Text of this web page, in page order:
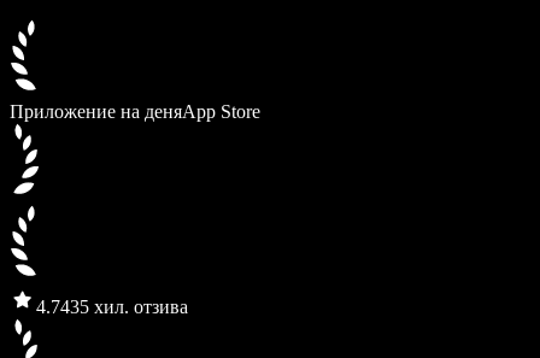
Приложение на деняApp Store
4.7435 хил. отзива